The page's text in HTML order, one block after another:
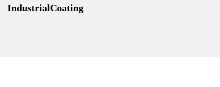
IndustrialCoating